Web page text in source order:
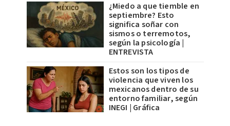
¿Miedo a que tiemble en
septiembre? Esto
significa soñar con
sismos o terremotos,
según la psicología |
ENTREVISTA
Estos son los tipos de
violencia que viven los
mexicanos dentro de su
entorno familiar, según
INEGI | Gráfica